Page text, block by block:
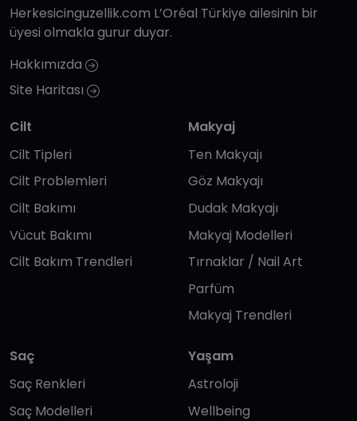
Herkesicinguzellik.com L’Oréal Türkiye ailesinin bir
üyesi olmakla gurur duyar.
Hakkımızda
Site Haritası
Cilt
Cilt Tipleri
Cilt Problemleri
Cilt Bakımı
Vücut Bakımı
Cilt Bakım Trendleri
Makyaj
Ten Makyajı
Göz Makyajı
Dudak Makyajı
Makyaj Modelleri
Tırnaklar / Nail Art
Parfüm
Makyaj Trendleri
Saç
Saç Renkleri
Saç Modelleri
Yaşam
Astroloji
Wellbeing